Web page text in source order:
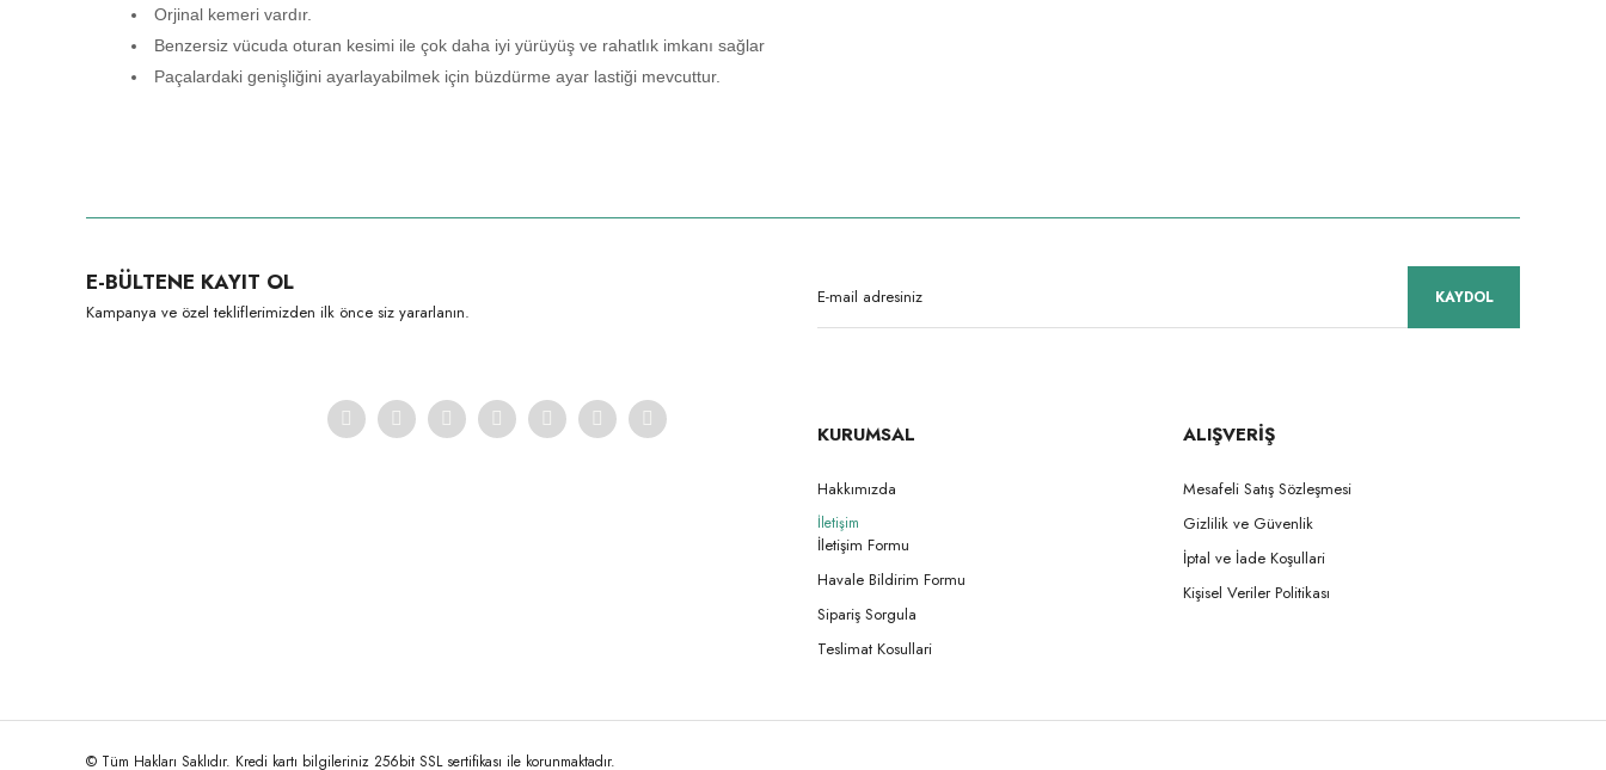
Orjinal kemeri vardır.
Benzersiz vücuda oturan kesimi ile çok daha iyi yürüyüş ve rahatlık imkanı sağlar
Paçalardaki genişliğini ayarlayabilmek için büzdürme ayar lastiği mevcuttur.
Ürün bilgilerinde hatalar bulunuyor.
Ürün fiyatı diğer sitelerden daha pahalı.
Gönder
E-BÜLTENE KAYIT OL
Kampanya ve özel tekliflerimizden ilk önce siz yararlanın.
KAYDOL
KURUMSAL
Hakkımızda
İletişim
İletişim Formu
Havale Bildirim Formu
Sipariş Sorgula
Teslimat Kosullari
ALIŞVERİŞ
Mesafeli Satış Sözleşmesi
Gizlilik ve Güvenlik
İptal ve İade Koşullari
Kişisel Veriler Politikası
© Tüm Hakları Saklıdır. Kredi kartı bilgileriniz 256bit SSL sertifikası ile korunmaktadır.